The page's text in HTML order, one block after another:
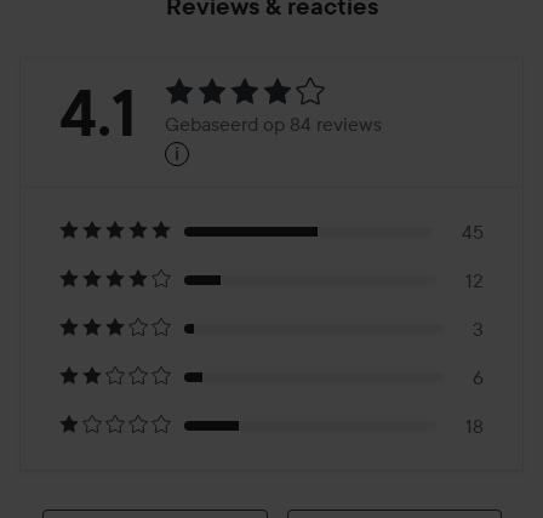
Reviews & reacties
Beoordeling:
Gebaseerd
op
84
reviews
4.1 Gebaseerd op 84 reviews
i
45
12
3
6
18